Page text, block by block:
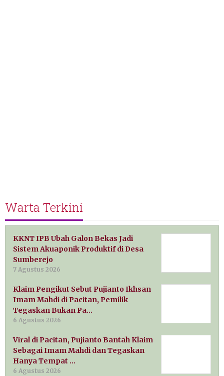
Warta Terkini
KKNT IPB Ubah Galon Bekas Jadi
Sistem Akuaponik Produktif di Desa
Sumberejo
7 Agustus 2026
Klaim Pengikut Sebut Pujianto Ikhsan
Imam Mahdi di Pacitan, Pemilik
Tegaskan Bukan Pa…
6 Agustus 2026
Viral di Pacitan, Pujianto Bantah Klaim
Sebagai Imam Mahdi dan Tegaskan
Hanya Tempat …
6 Agustus 2026